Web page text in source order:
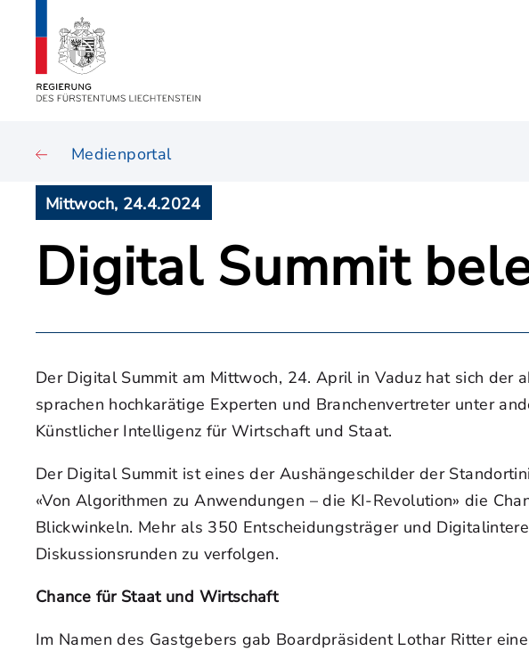
Medienportal
Mittwoch, 24.4.2024
Digital Summit
Der Digital Summit am Mittwoch, 24. April in Vaduz hat sich
sprachen hochkarätige Experten und Branchenvertreter unter
Künstlicher Intelligenz für Wirtschaft und Staat.
Der Digital Summit ist eines der Aushängeschilder der
«Von Algorithmen zu Anwendungen – die KI-Revolution» die
Blickwinkeln. Mehr als 350 Entscheidungsträger und
Diskussionsrunden zu verfolgen.
Chance für Staat und Wirtschaft
Im Namen des Gastgebers gab Boardpräsident Lothar Ritter